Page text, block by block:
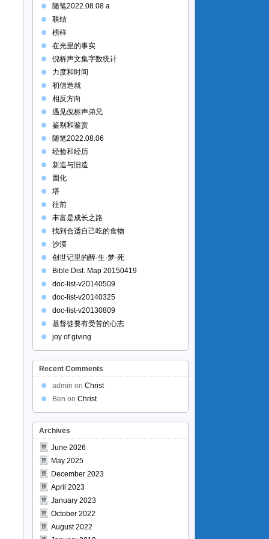
随笔2022.08.08 a
联结
榜样
在光里的事实
倪柝声文集字数统计
力度和时间
初信造就
相反方向
遇见倪柝声弟兄
鉴别和鉴赏
随笔2022.08.06
经验和经历
新造与旧造
固化
塔
往前
丰富是成长之路
找到合适自己吃的食物
沙漠
创世记里的醉·生·梦·死
Bible Dist. Map 20150419
doc-list-v20140509
doc-list-v20140325
doc-list-v20130809
基督徒要有受苦的心志
joy of giving
Recent Comments
admin on Christ
Ben on Christ
Archives
June 2026
May 2025
December 2023
April 2023
January 2023
October 2022
August 2022